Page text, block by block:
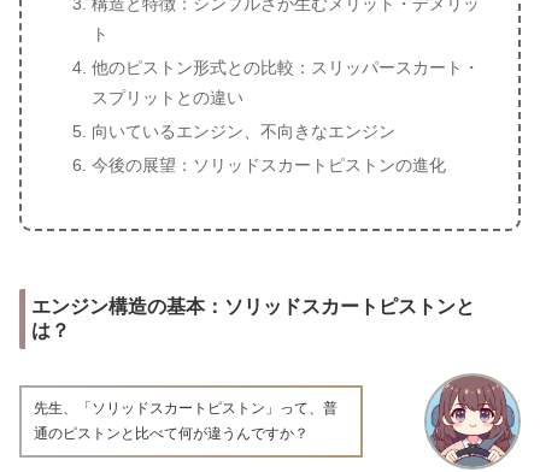
ト
他のピストン形式との比較：スリッパースカート・
スプリットとの違い
向いているエンジン、不向きなエンジン
今後の展望：ソリッドスカートピストンの進化
エンジン構造の基本：ソリッドスカートピストンと
は？
先生、「ソリッドスカートピストン」って、普
通のピストンと比べて何が違うんですか？